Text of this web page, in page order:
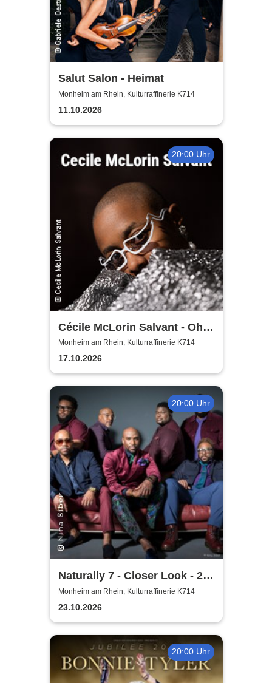
Salut Salon - Heimat
Monheim am Rhein, Kulturraffinerie K714
11.10.2026
20:00 Uhr
Cécile McLorin Salvant - Oh
Snap - Germany 2026
Monheim am Rhein, Kulturraffinerie K714
17.10.2026
20:00 Uhr
Naturally 7 - Closer Look - 25
Years of Naturally 7
Monheim am Rhein, Kulturraffinerie K714
23.10.2026
20:00 Uhr